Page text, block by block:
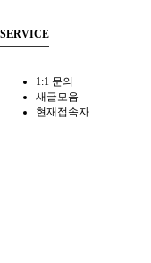
SERVICE
1:1 문의
새글모음
현재접속자